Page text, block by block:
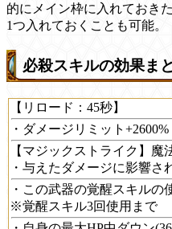
的にメイン枠に入れておき
1つ入れておくことも可能。
必殺スキルの効果ま
【リロード：45秒】
・ダメージリミット+2600%
【マジックストライク】魔
・与えたダメージに影響さ
・この武器の覚醒スキルの
※覚醒スキル3回使用まで